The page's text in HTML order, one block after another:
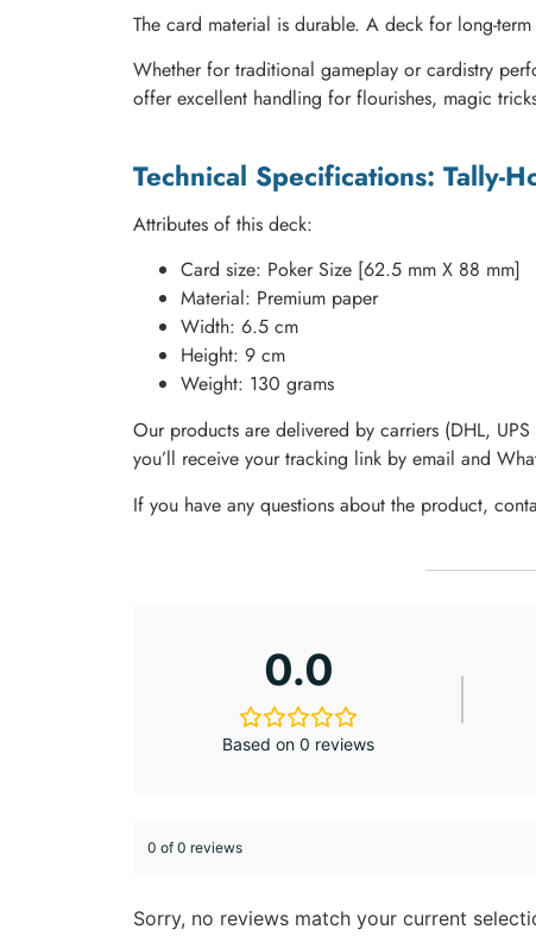
The card material is durable. A deck for long-term
Whether for traditional gameplay or cardistry
offer excellent handling for flourishes, magic
Technical Specifications: Tally-
Attributes of this deck:
Card size: Poker Size [62.5 mm X 88 mm]
Material: Premium paper
Width: 6.5 cm
Height: 9 cm
Weight: 130 grams
Our products are delivered by carriers (DHL,
you’ll receive your tracking link by email and
If you have any questions about the product,
0.0
Based on 0 reviews
0 of 0 reviews
Sorry, no reviews match your current